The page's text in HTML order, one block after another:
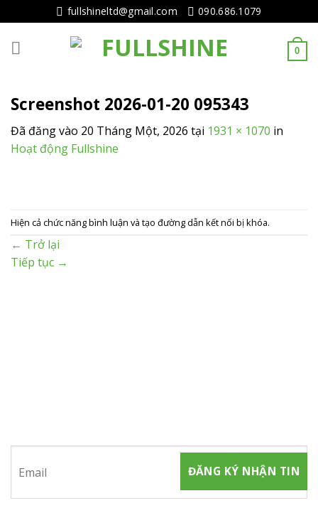
tục
tới
fullshineltd@gmail.com 090.686.1079
0
Screenshot 2026-01-20 095343
Đã đăng vào 20 Tháng Một, 2026 tại 1931 × 1070 in
Hoạt động Fullshine
Hiện cả chức năng bình luận và tạo đường dẫn kết nối bị khóa.
← Trở lại
Tiếp tục →